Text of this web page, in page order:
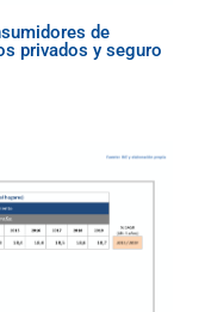
de
privados y seguro